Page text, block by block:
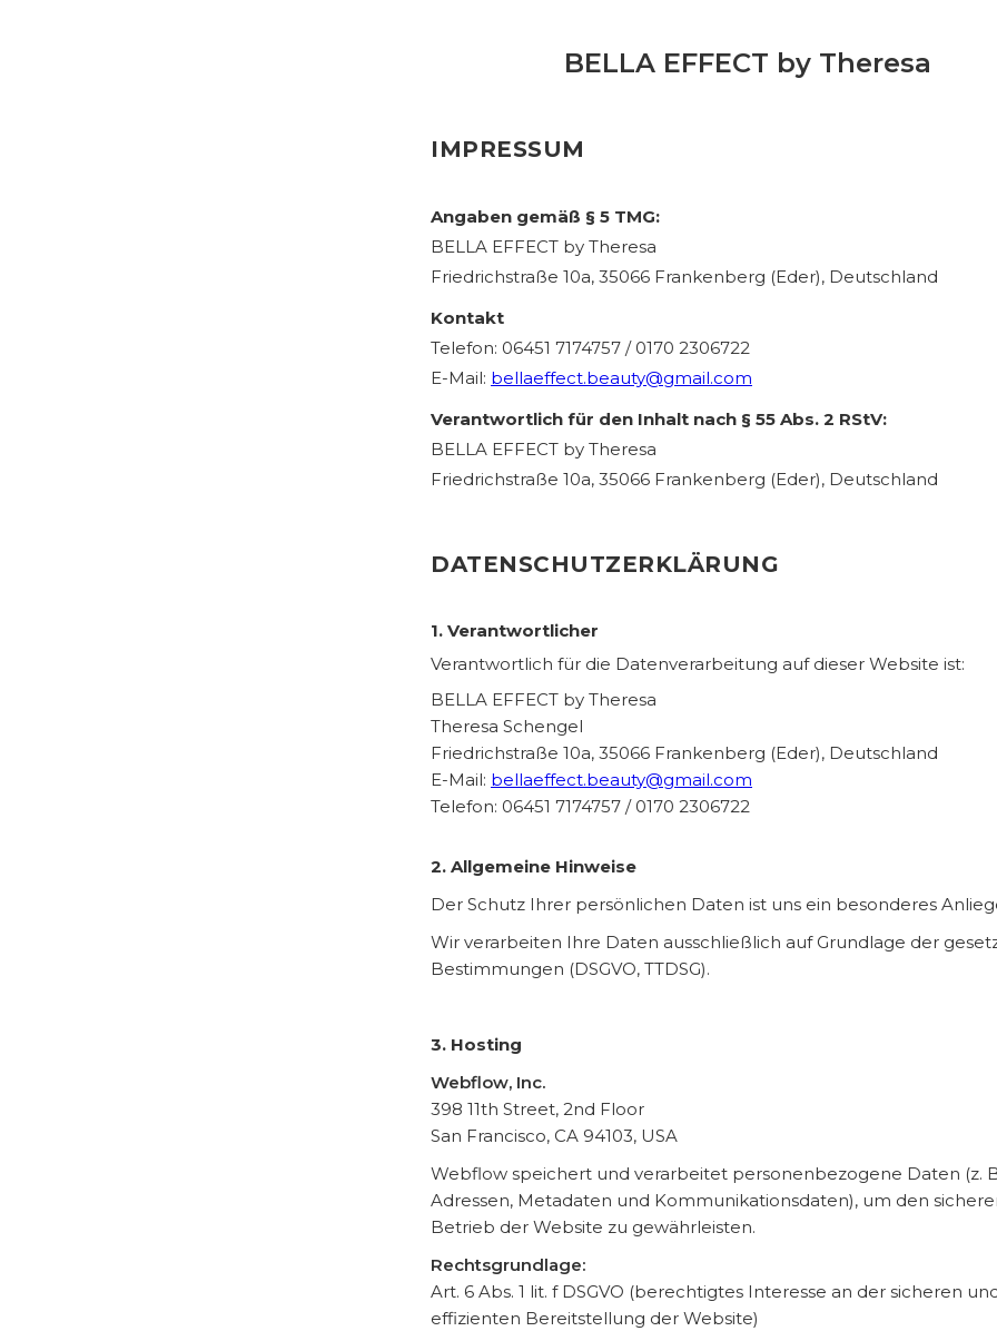
BELLA EFFECT by Theresa
IMPRESSUM
Angaben gemäß § 5 TMG:
BELLA EFFECT by Theresa
Friedrichstraße 10a, 35066 Frankenberg (Eder), Deutschland
Kontakt
Telefon: 06451 7174757 / 0170 2306722
E-Mail: bellaeffect.beauty@gmail.com
Verantwortlich für den Inhalt nach § 55 Abs. 2 RStV:
BELLA EFFECT by Theresa
Friedrichstraße 10a, 35066 Frankenberg (Eder), Deutschland
DATENSCHUTZERKLÄRUNG
1. Verantwortlicher
Verantwortlich für die Datenverarbeitung auf dieser Website ist:
BELLA EFFECT by Theresa
Theresa Schengel
Friedrichstraße 10a, 35066 Frankenberg (Eder), Deutschland
E-Mail: bellaeffect.beauty@gmail.com
Telefon: 06451 7174757 / 0170 2306722
2. Allgemeine Hinweise
Der Schutz Ihrer persönlichen Daten ist uns ein besonderes
Wir verarbeiten Ihre Daten ausschließlich auf Grundlage der
Bestimmungen (DSGVO, TTDSG).
3. Hosting
Webflow, Inc.
398 11th Street, 2nd Floor
San Francisco, CA 94103, USA
Webflow speichert und verarbeitet personenbezogene Daten (z.
Adressen, Metadaten und Kommunikationsdaten), um den
Betrieb der Website zu gewährleisten.
Rechtsgrundlage:
Art. 6 Abs. 1 lit. f DSGVO (berechtigtes Interesse an der sicheren
effizienten Bereitstellung der Website)